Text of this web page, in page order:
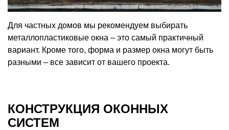
Для частных домов мы рекомендуем выбирать
металлопластиковые окна – это самый практичный
вариант. Кроме того, форма и размер окна могут быть
разными – все зависит от вашего проекта.
КОНСТРУКЦИЯ ОКОННЫХ
СИСТЕМ